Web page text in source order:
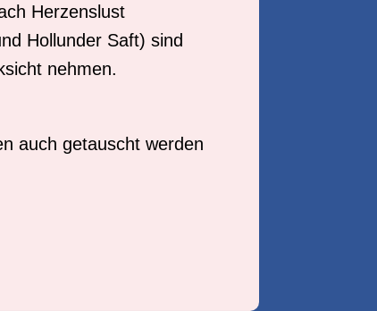
Herzenslust
Hollunder Saft) sind
nehmen.
auch getauscht werden